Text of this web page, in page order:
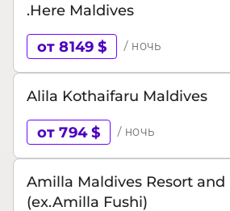
.Here Maldives
от 8149 $ / ночь
Alila Kothaifaru Maldives
от 794 $ / ночь
Amilla Maldives Resort and
(ex.Amilla Fushi)